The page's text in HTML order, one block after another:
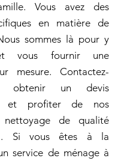
Vous avez des
en matière de
sommes là pour y
vous fournir une
mesure. Contactez-
obtenir un devis
et profiter de nos
nettoyage de qualité
!. Si vous êtes à la
service de ménage à